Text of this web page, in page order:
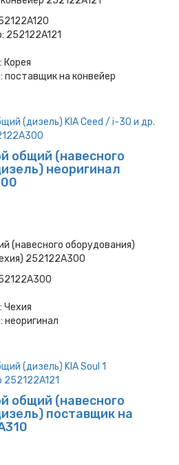
252122A121
Корея
поставщик на конвейер
общий (навесного
неоригинал
(навесного оборудования)
252122A300
Чехия
неоригинал
общий (навесного
поставщик на